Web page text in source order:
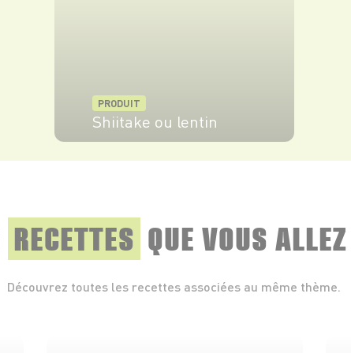
PRODUIT
Shiitake ou lentin
RECETTES QUE VOUS
Découvrez toutes les recettes associées au même thème.